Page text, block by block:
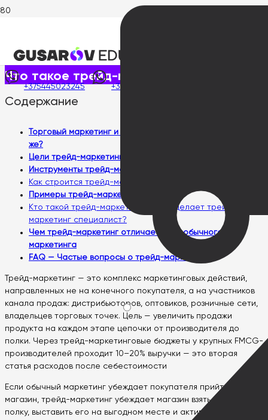
+375445023245 +375445023245
Опубликовано:19 июля, 2026
Что такое трейд-маркетинг
Содержание
Торговый маркетинг и трейд-маркетинг — это одно и то
же?
Цели трейд-маркетинга
Инструменты трейд-маркетинга
Как строится трейд-маркетинговая стратегия?
Примеры трейд-маркетинга
Кто такой трейд-маркетолог и что делает трейд-
маркетинг специалист?
Чем трейд-маркетинг отличается от обычного
маркетинга
FAQ — Частые вопросы о трейд-маркетинге
Трейд-маркетинг — это комплекс маркетинговых действий,
направленных не на конечного покупателя, а на участников
канала продаж: дистрибьюторов, оптовиков, розничные сети,
владельцев торговых точек. Цель — увеличить продажи
продукта на каждом этапе цепочки от производителя до
полки. Через трейд-маркетинговые бюджеты у крупных FMCG-
производителей проходит 10–20% выручки — это вторая
статья расходов после себестоимости
Если обычный маркетинг убеждает покупателя прийти в
магазин, трейд-маркетинг убеждает магазин взять товар на
полку, выставить его на выгодном месте и активно продвигать.